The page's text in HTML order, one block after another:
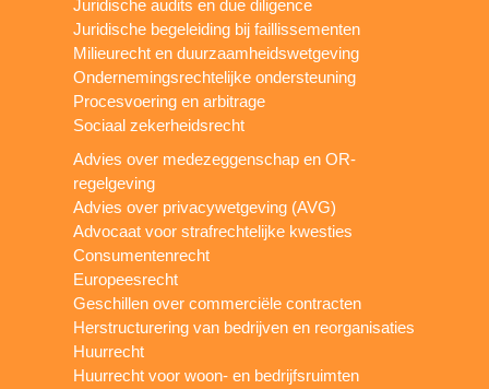
Juridische audits en due diligence
Juridische begeleiding bij faillissementen
Milieurecht en duurzaamheidswetgeving
Ondernemingsrechtelijke ondersteuning
Procesvoering en arbitrage
Sociaal zekerheidsrecht
Advies over medezeggenschap en OR-
regelgeving
Advies over privacywetgeving (AVG)
Advocaat voor strafrechtelijke kwesties
Consumentenrecht
Europeesrecht
Geschillen over commerciële contracten
Herstructurering van bedrijven en reorganisaties
Huurrecht
Huurrecht voor woon- en bedrijfsruimten